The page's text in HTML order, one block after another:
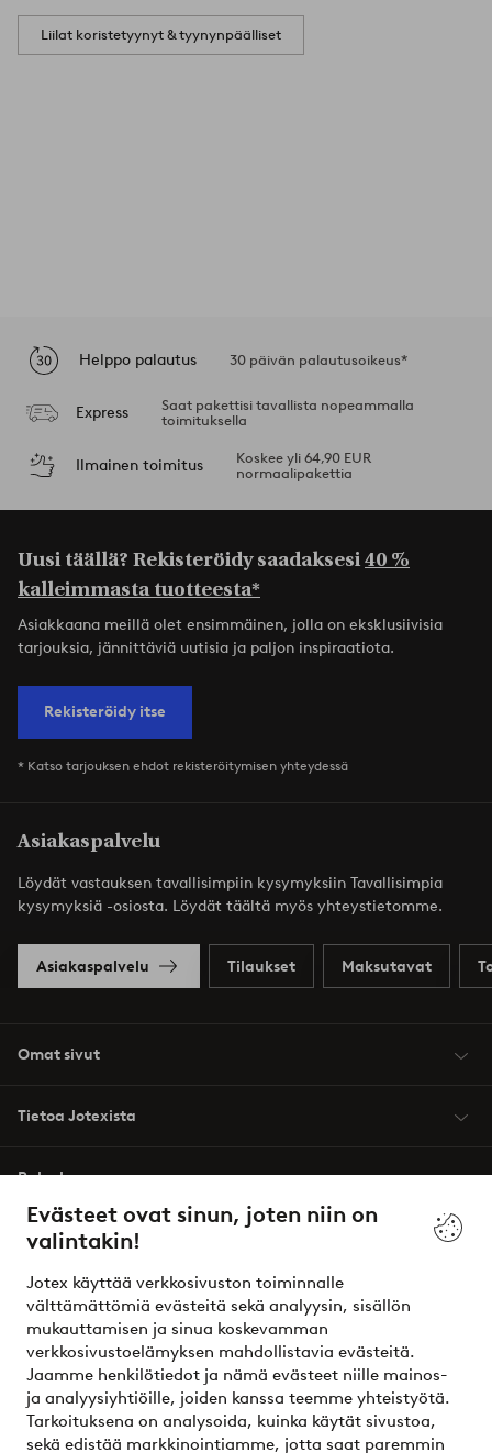
Evästeet ovat sinun, joten niin on
valintakin!
Jotex käyttää verkkosivuston toiminnalle
välttämättömiä evästeitä sekä analyysin, sisällön
mukauttamisen ja sinua koskevamman
verkkosivustoelämyksen mahdollistavia evästeitä.
Jaamme henkilötiedot ja nämä evästeet niille mainos-
ja analyysiyhtiöille, joiden kanssa teemme yhteistyötä.
Tarkoituksena on analysoida, kuinka käytät sivustoa,
sekä edistää markkinointiamme, jotta saat paremmin
Liilat koristetyynyt & tyynynpäälliset
Helppo palautus 30 päivän palautusoikeus*
Express
Saat pakettisi tavallista nopeammalla
toimituksella
Ilmainen toimitus
Koskee yli 64,90 EUR
normaalipakettia
Uusi täällä? Rekisteröidy saadaksesi40 %
kalleimmasta tuotteesta*
Asiakkaana meillä olet ensimmäinen, jolla on eksklusiivisia
tarjouksia, jännittäviä uutisia ja paljon inspiraatiota.
Rekisteröidy itse
* Katso tarjouksen ehdot rekisteröitymisen yhteydessä
Asiakaspalvelu
Löydät vastauksen tavallisimpiin kysymyksiin Tavallisimpia
kysymyksiä -osiosta. Löydät täältä myös yhteystietomme.
Asiakaspalvelu Tilaukset Maksutavat
Omat sivut
Tietoa Jotexista
Palvelumme
Ehdot
Ystävät
Turvalliset maksut – maksa nyt tai erissä
Haluatko tietää lisää maksuvaihtoehdoistamme?